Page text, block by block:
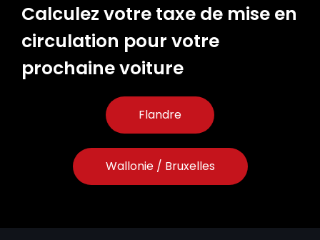
Calculez votre taxe de mise en
circulation pour votre
prochaine voiture
Flandre
Wallonie / Bruxelles